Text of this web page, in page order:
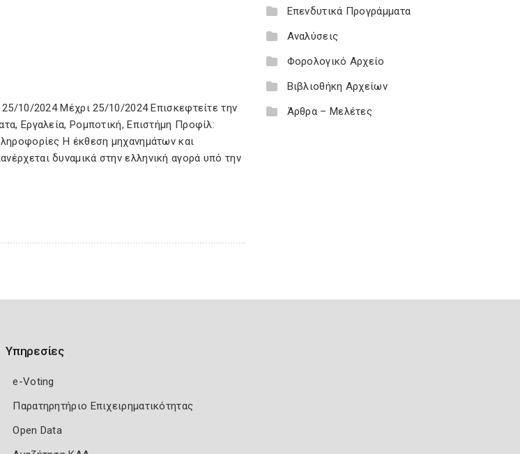
10/2024 Μέχρι 25/10/2024 Eπισκεφτείτε την
Εργαλεία, Ρομποτική, Επιστήμη Προφίλ:
Η έκθεση μηχανημάτων και
δυναμικά στην ελληνική αγορά υπό την
Επενδυτικά Προγράμματα
Αναλύσεις
Φορολογικό Αρχείο
Βιβλιοθήκη Αρχείων
Άρθρα – Μελέτες
Υπηρεσίες
e-Voting
Παρατηρητήριο Επιχειρηματικότητας
Open Data